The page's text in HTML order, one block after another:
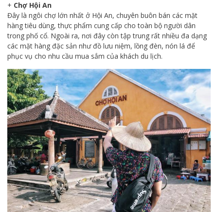
+ Chợ Hội An
Đây là ngôi chợ lớn nhất ở Hội An, chuyên buôn bán các mặt
hàng tiêu dùng, thực phẩm cung cấp cho toàn bộ người dân
trong phố cổ. Ngoài ra, nơi đây còn tập trung rất nhiều đa dạng
các mặt hàng đặc sản như đồ lưu niệm, lồng đèn, nón lá để
phục vụ cho nhu cầu mua sắm của khách du lịch.